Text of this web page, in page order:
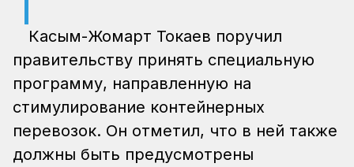
Касым-Жомарт Токаев поручил
правительству принять специальную
программу, направленную на
стимулирование контейнерных
перевозок. Он отметил, что в ней также
должны быть предусмотрены